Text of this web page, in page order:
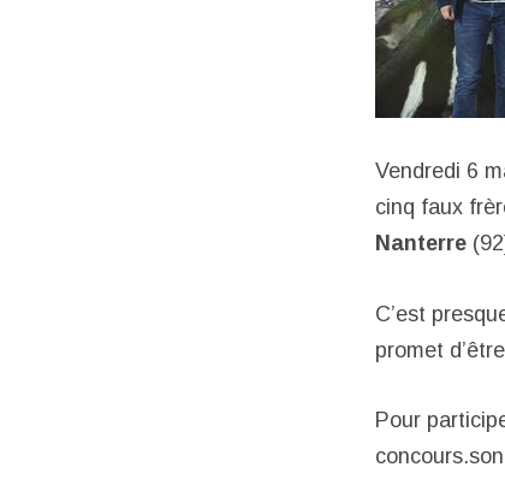
Vendredi 6
cinq faux
Nanterre
C’est
promet
Pour